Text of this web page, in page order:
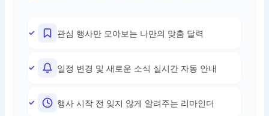
관심 행사만 모아보는 나만의 맞춤 달력
일정 변경 및 새로운 소식 실시간 자동 안내
행사 시작 전 잊지 않게 알려주는 리마인더